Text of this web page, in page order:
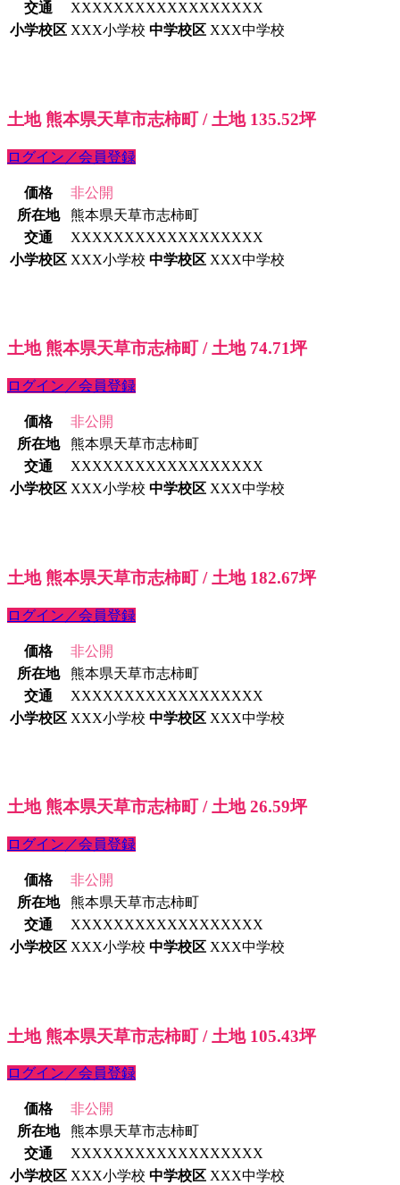
交通
XXXXXXXXXXXXXXXXXX
小学校区 XXX小学校 中学校区 XXX中学校
土地 熊本県天草市志柿町 / 土地 135.52坪
ログイン／会員登録
価格
非公開
所在地
熊本県天草市志柿町
交通
XXXXXXXXXXXXXXXXXX
小学校区 XXX小学校 中学校区 XXX中学校
土地 熊本県天草市志柿町 / 土地 74.71坪
ログイン／会員登録
価格
非公開
所在地
熊本県天草市志柿町
交通
XXXXXXXXXXXXXXXXXX
小学校区 XXX小学校 中学校区 XXX中学校
土地 熊本県天草市志柿町 / 土地 182.67坪
ログイン／会員登録
価格
非公開
所在地
熊本県天草市志柿町
交通
XXXXXXXXXXXXXXXXXX
小学校区 XXX小学校 中学校区 XXX中学校
土地 熊本県天草市志柿町 / 土地 26.59坪
ログイン／会員登録
価格
非公開
所在地
熊本県天草市志柿町
交通
XXXXXXXXXXXXXXXXXX
小学校区 XXX小学校 中学校区 XXX中学校
土地 熊本県天草市志柿町 / 土地 105.43坪
ログイン／会員登録
価格
非公開
所在地
熊本県天草市志柿町
交通
XXXXXXXXXXXXXXXXXX
小学校区 XXX小学校 中学校区 XXX中学校